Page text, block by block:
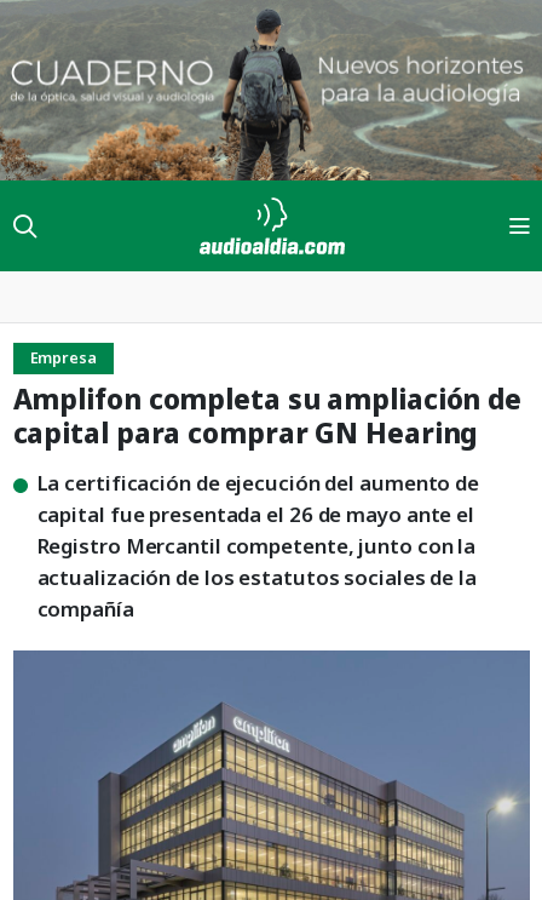
Empresa
Amplifon completa su ampliación de
capital para comprar GN Hearing
La certificación de ejecución del aumento de
capital fue presentada el 26 de mayo ante el
Registro Mercantil competente, junto con la
actualización de los estatutos sociales de la
compañía